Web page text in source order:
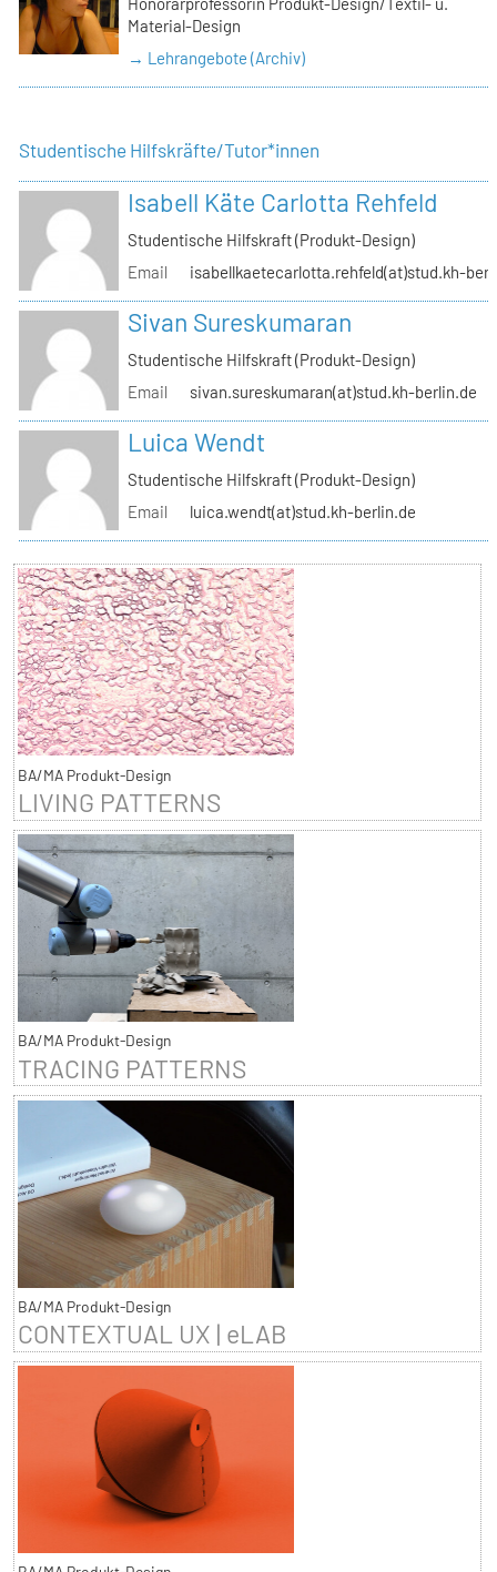
Material-Design
→ Lehrangebote (Archiv)
Studentische Hilfskräfte/Tutor*innen
Isabell Käte Carlotta Rehfeld
Studentische Hilfskraft (Produkt-Design)
Email
isabellkaetecarlotta.rehfeld(at)stud.kh-
Sivan Sureskumaran
Studentische Hilfskraft (Produkt-Design)
Email
sivan.sureskumaran(at)stud.kh-berlin.de
Luica Wendt
Studentische Hilfskraft (Produkt-Design)
Email
luica.wendt(at)stud.kh-berlin.de
BA/MA Produkt-Design
LIVING PATTERNS
BA/MA Produkt-Design
TRACING PATTERNS
BA/MA Produkt-Design
CONTEXTUAL UX | eLAB